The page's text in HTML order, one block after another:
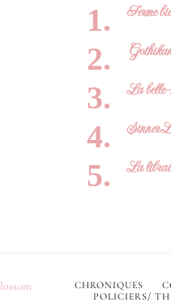
Ferme
La
Sinner
La
CHRONIQUES
POLICIERS/